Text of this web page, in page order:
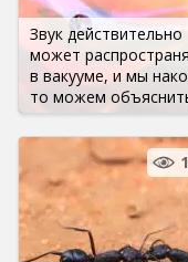
Звук действительно
может
в вакууме, и мы
то можем